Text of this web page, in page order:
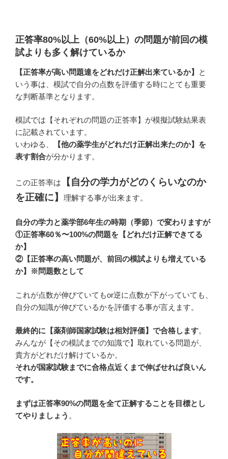
正答率80%以上（60%以上）の問題が前回の模
試よりも多く解けているか
【正答率が高い問題達をどれだけ正解出来ているか】
と
いう事は、模試で自分の点数を評価する時にとても重要
な判断基準となります。
模試では【それぞれの問題の正答率】が模擬試験結果表
に記載されています。
いわゆる、
【他の薬学生がどれだけ正解出来たのか】を
表す割合が分かります。
この正答率は
【自分の学力がどのくらいなのか
を正確に】
理解する事が出来ます。
自分の学力と薬学部6年生の時期（季節）で変わりますが
①正答率60％〜100%の問題を【どれだけ正解できてる
か】
②【正答率の高い問題が、前回の模試よりも増えている
か】※問題数として
これが点数が伸びていてもor逆に点数が下がっていても、
自分の知識が伸びているかを評価する事が言えます。
最終的に【薬剤師国家試験は相対評価】で合格します。
みんなが【その模試までの知識で】取れている問題が、
貴方がどれだけ解けているか。
それが国家試験までに合格点近くまで伸ばせれば良いん
です。
まずは正答率90%の問題を全て正解することを目標とし
てやりましょう 。